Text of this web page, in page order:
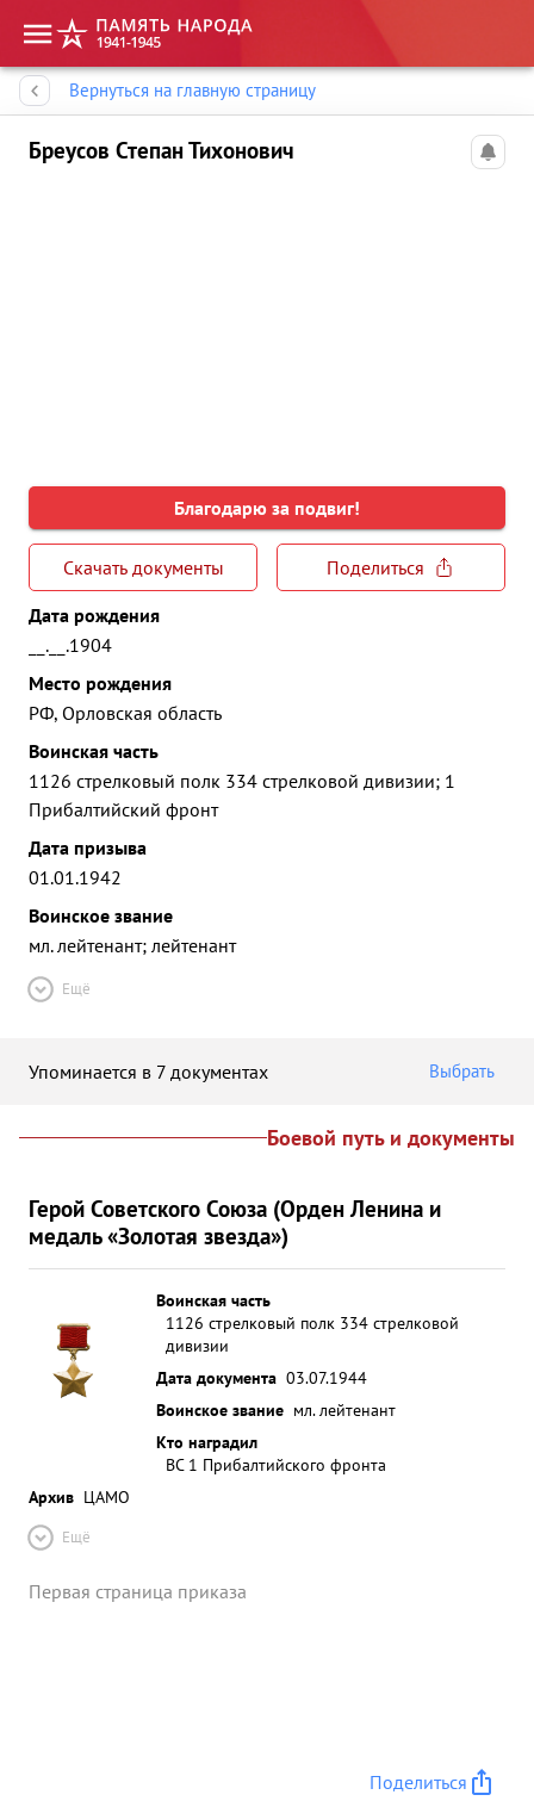
Вернуться на главную страницу
Бреусов Степан Тихонович
Благодарю за подвиг!
Скачать документы
Поделиться
Дата рождения
__.__.1904
Место рождения
РФ, Орловская область
Воинская часть
1126 стрелковый полк 334 стрелковой дивизии; 1
Прибалтийский фронт
Дата призыва
01.01.1942
Воинское звание
мл. лейтенант; лейтенант
Ещё
Упоминается в 7 документах Выбрать
Боевой путь и документы
Герой Советского Союза (Орден Ленина и
медаль «Золотая звезда»)
Воинская часть
1126 стрелковый полк 334 стрелковой
дивизии
Дата документа 03.07.1944
Воинское звание мл. лейтенант
Кто наградил
ВС 1 Прибалтийского фронта
Архив ЦАМО
Ещё
Первая страница приказа
Поделиться
Память народа